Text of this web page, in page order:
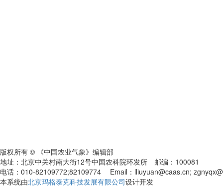
版权所有 © 《中国农业气象》编辑部
地址：北京中关村南大街12号中国农科院环发所 邮编：100081
电话：010-82109772;82109774 Email：lliuyuan@caas.cn;
本系统由北京玛格泰克科技发展有限公司设计开发